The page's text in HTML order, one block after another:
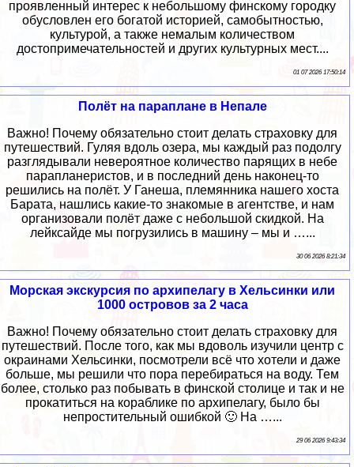
проявленный интерес к небольшому финскому городку
обусловлен его богатой историей, самобытностью,
культурой, а также немалым количеством
достопримечательностей и других культурных мест....
01 07 2026 17:50:14
Полёт на параплане в Непале
Важно! Почему обязательно стоит делать страховку для
путешествий. Гуляя вдоль озера, мы каждый раз подолгу
разглядывали невероятное количество парящих в небе
парапланеристов, и в последний день наконец-то
решились на полёт. У Ганеша, племянника нашего хоста
Барата, нашлись какие-то знакомые в агентстве, и нам
организовали полёт даже с небольшой скидкой. На
лейксайде мы погрузились в машину – мы и …...
30 06 2026 8:21:34
Морская экскурсия по архипелагу в Хельсинки или
1000 островов за 2 часа
Важно! Почему обязательно стоит делать страховку для
путешествий. После того, как мы вдоволь изучили центр с
окраинами Хельсинки, посмотрели всё что хотели и даже
больше, мы решили что пора перебираться на воду. Тем
более, столько раз побывать в финской столице и так и не
прокатиться на кораблике по архипелагу, было бы
непростительный ошибкой 🙂 На …...
29 06 2026 9:43:34